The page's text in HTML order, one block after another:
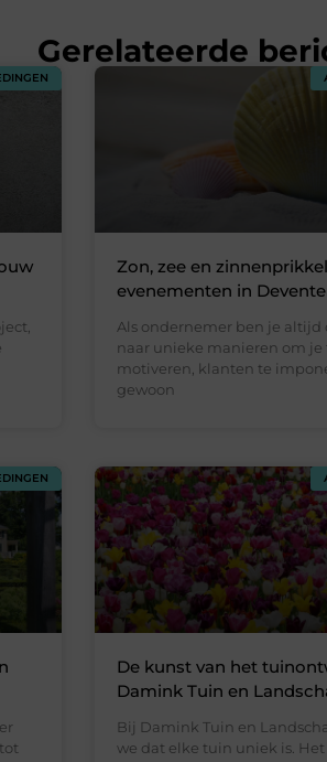
Gerelateerde
Zon, zee en
evenementen in
Als ondernemer ben je altijd
naar unieke manieren om je
motiveren, klanten te
gewoon
De kunst van het
Damink Tuin en
Bij Damink Tuin en
we dat elke tuin uniek is. Het